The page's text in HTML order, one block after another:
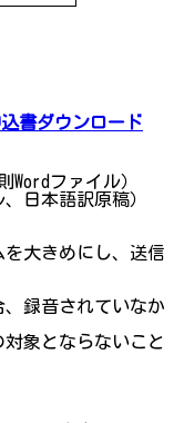
書ダウンロード
Wordファイル）
日本語訳原稿）
大きめにし、送信
録音されていなか
象とならないこと